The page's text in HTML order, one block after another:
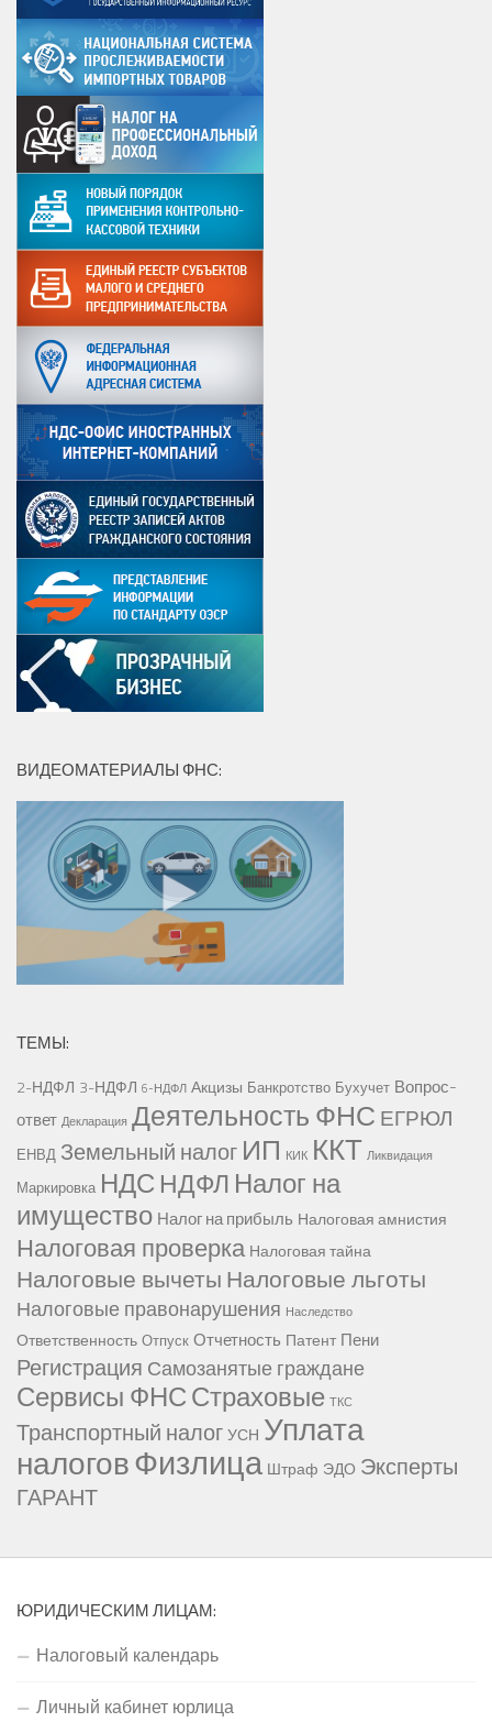
ВИДЕОМАТЕРИАЛЫ ФНС:
ТЕМЫ:
2-НДФЛ 3-НДФЛ 6-НДФЛ Акцизы Банкротство Бухучет Вопрос-
ответ Декларация Деятельность ФНС ЕГРЮЛ
ЕНВД Земельный налог ИП КИК ККТ Ликвидация
Маркировка НДС НДФЛ Налог на
имущество Налог на прибыль Налоговая амнистия
Налоговая проверка Налоговая тайна
Налоговые вычетыНалоговые льготы
Налоговые правонарушения Наследство
Ответственность Отпуск Отчетность Патент Пени
Регистрация Самозанятые граждане
Сервисы ФНССтраховые ТКС
Транспортный налогУСН Уплата
налоговФизлица Штраф ЭДО Эксперты
ГАРАНТ
ЮРИДИЧЕСКИМ ЛИЦАМ:
Налоговый календарь
Личный кабинет юрлица